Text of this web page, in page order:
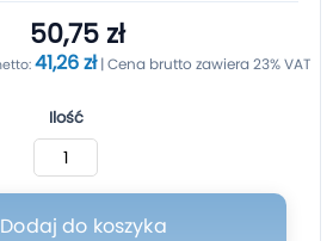
50,75 zł
41,26 zł
Ilość
Dodaj do koszyka